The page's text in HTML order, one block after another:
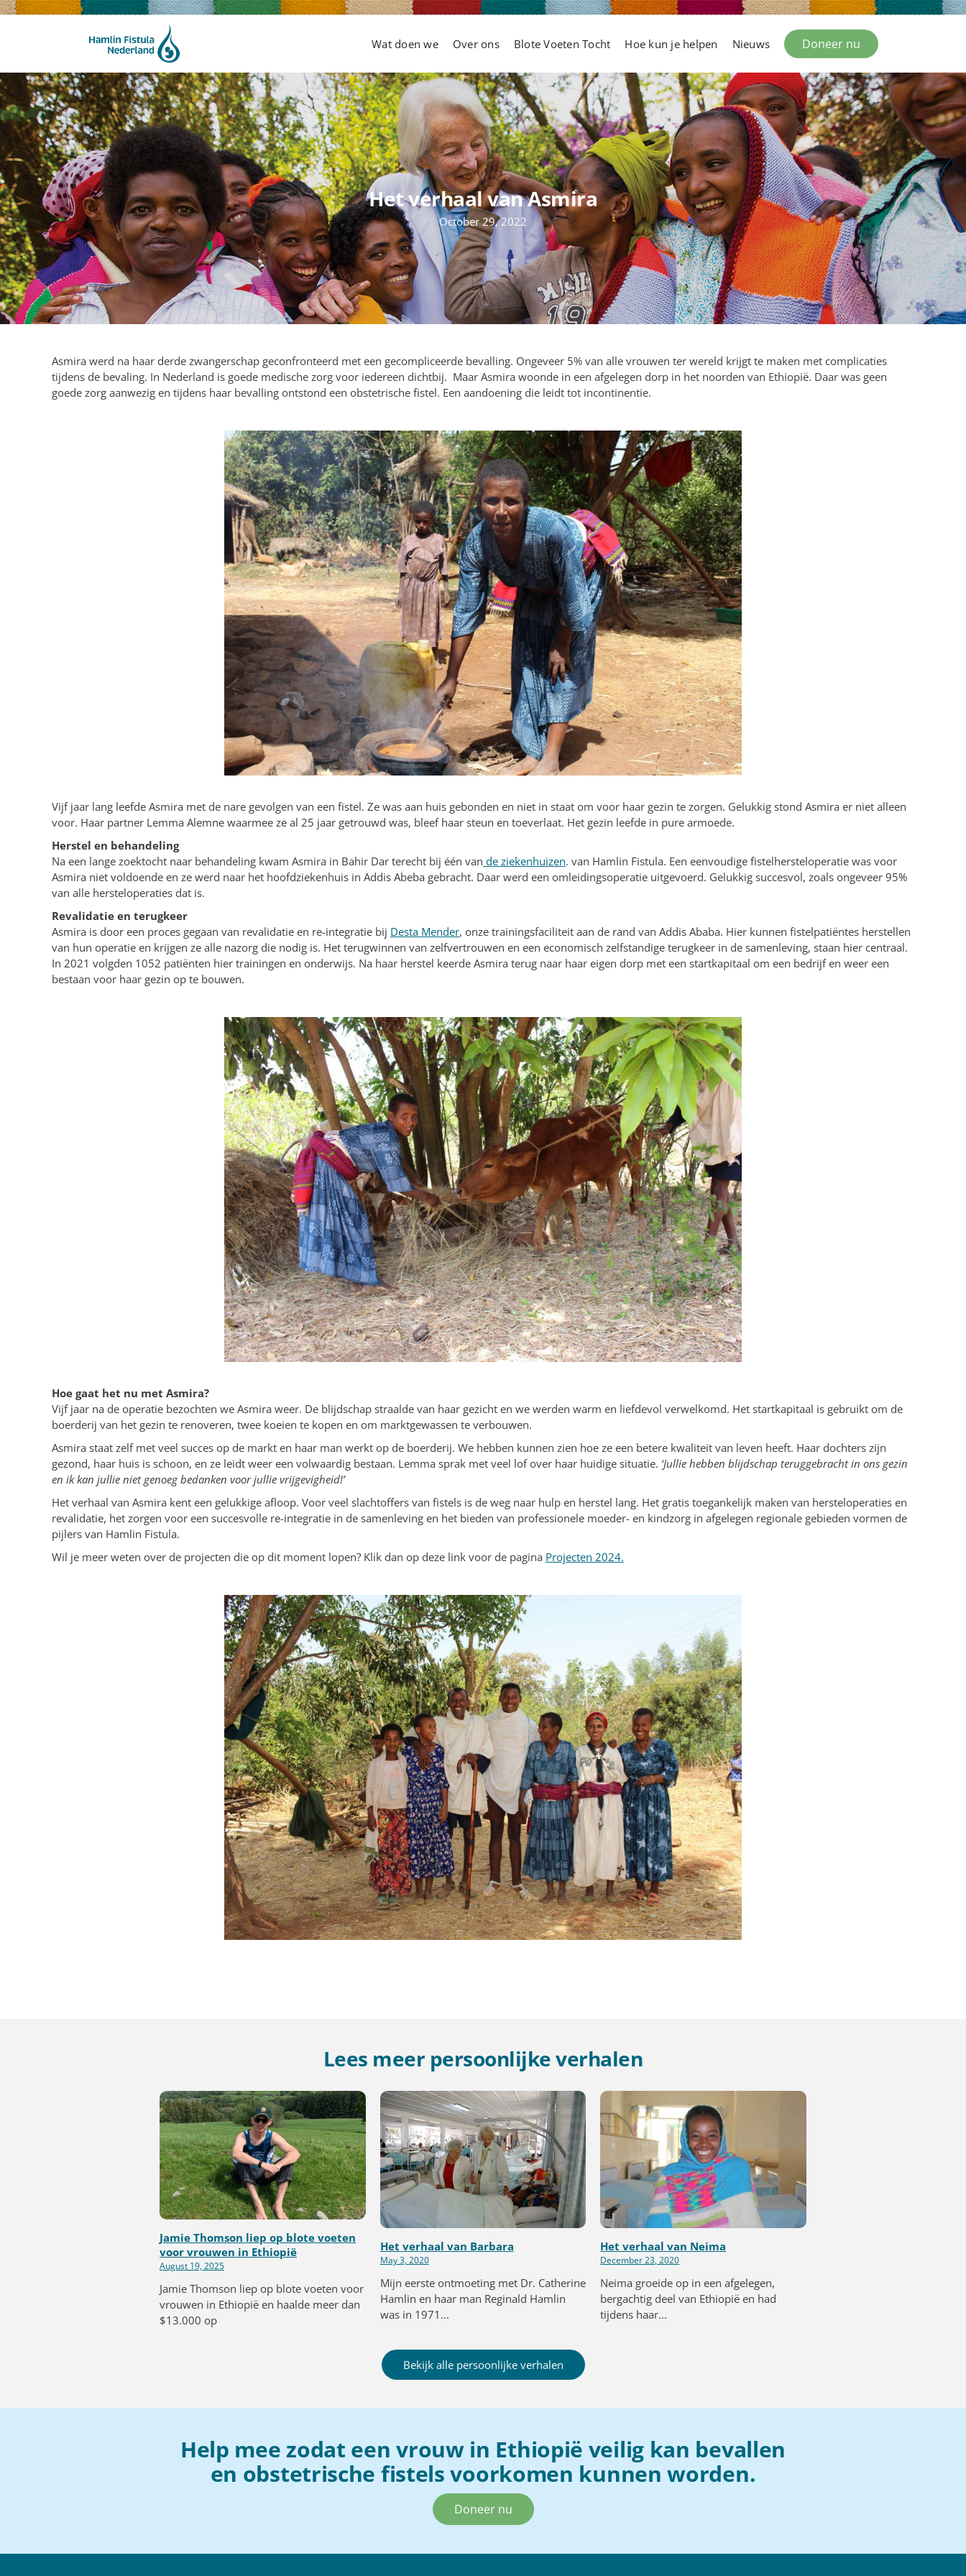
Wat doen we Over ons Blote Voeten Tocht Hoe kun je helpen Nieuws Doneer nu
Het verhaal van Asmira
October 29, 2022
Asmira werd na haar derde zwangerschap geconfronteerd met een gecompliceerde bevalling. Ongeveer 5% van alle vrouwen ter wereld krijgt te maken met complicaties
tijdens de bevaling. In Nederland is goede medische zorg voor iedereen dichtbij. Maar Asmira woonde in een afgelegen dorp in het noorden van Ethiopië. Daar was geen
goede zorg aanwezig en tijdens haar bevalling ontstond een obstetrische fistel. Een aandoening die leidt tot incontinentie.
Vijf jaar lang leefde Asmira met de nare gevolgen van een fistel. Ze was aan huis gebonden en niet in staat om voor haar gezin te zorgen. Gelukkig stond Asmira er niet alleen
voor. Haar partner Lemma Alemne waarmee ze al 25 jaar getrouwd was, bleef haar steun en toeverlaat. Het gezin leefde in pure armoede.
Herstel en behandeling
Na een lange zoektocht naar behandeling kwam Asmira in Bahir Dar terecht bij één van de ziekenhuizen. van Hamlin Fistula. Een eenvoudige fistelhersteloperatie was voor
Asmira niet voldoende en ze werd naar het hoofdziekenhuis in Addis Abeba gebracht. Daar werd een omleidingsoperatie uitgevoerd. Gelukkig succesvol, zoals ongeveer 95%
van alle hersteloperaties dat is.
Revalidatie en terugkeer
Asmira is door een proces gegaan van revalidatie en re-integratie bij Desta Mender, onze trainingsfaciliteit aan de rand van Addis Ababa. Hier kunnen fistelpatiëntes herstellen
van hun operatie en krijgen ze alle nazorg die nodig is. Het terugwinnen van zelfvertrouwen en een economisch zelfstandige terugkeer in de samenleving, staan hier centraal.
In 2021 volgden 1052 patiënten hier trainingen en onderwijs. Na haar herstel keerde Asmira terug naar haar eigen dorp met een startkapitaal om een bedrijf en weer een
bestaan voor haar gezin op te bouwen.
Hoe gaat het nu met Asmira?
Vijf jaar na de operatie bezochten we Asmira weer. De blijdschap straalde van haar gezicht en we werden warm en liefdevol verwelkomd. Het startkapitaal is gebruikt om de
boerderij van het gezin te renoveren, twee koeien te kopen en om marktgewassen te verbouwen.
Asmira staat zelf met veel succes op de markt en haar man werkt op de boerderij. We hebben kunnen zien hoe ze een betere kwaliteit van leven heeft. Haar dochters zijn
gezond, haar huis is schoon, en ze leidt weer een volwaardig bestaan. Lemma sprak met veel lof over haar huidige situatie. ‘Jullie hebben blijdschap teruggebracht in ons gezin
en ik kan jullie niet genoeg bedanken voor jullie vrijgevigheid!’
Het verhaal van Asmira kent een gelukkige afloop. Voor veel slachtoffers van fistels is de weg naar hulp en herstel lang. Het gratis toegankelijk maken van hersteloperaties en
revalidatie, het zorgen voor een succesvolle re-integratie in de samenleving en het bieden van professionele moeder- en kindzorg in afgelegen regionale gebieden vormen de
pijlers van Hamlin Fistula.
Wil je meer weten over de projecten die op dit moment lopen? Klik dan op deze link voor de pagina Projecten 2024.
Lees meer persoonlijke verhalen
Jamie Thomson liep op blote voeten
voor vrouwen in Ethiopië
August 19, 2025
Jamie Thomson liep op blote voeten voor
vrouwen in Ethiopië en haalde meer dan
$13.000 op
Het verhaal van Barbara
May 3, 2020
Mijn eerste ontmoeting met Dr. Catherine
Hamlin en haar man Reginald Hamlin
was in 1971...
Het verhaal van Neima
December 23, 2020
Neima groeide op in een afgelegen,
bergachtig deel van Ethiopië en had
tijdens haar...
Bekijk alle persoonlijke verhalen
Help mee zodat een vrouw in Ethiopië veilig kan bevallen
en obstetrische fistels voorkomen kunnen worden.
Doneer nu